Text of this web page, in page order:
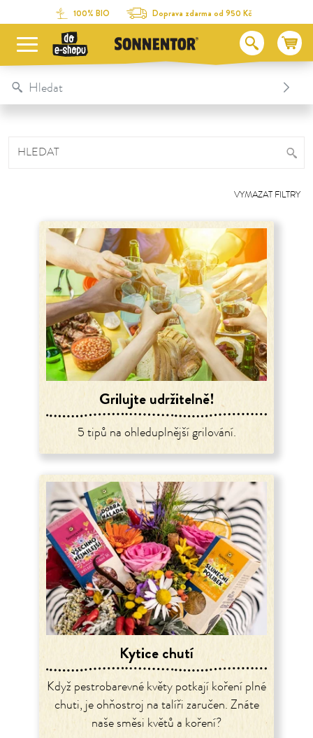
Na obsah stránky
Na seznam obsahu
100% BIO Doprava zdarma od 950 Kč
Table Of Content
HLEDAT
VYMAZAT FILTRY
Grilujte udržitelně!
5 tipů na ohleduplnější grilování.
Kytice chutí
Když pestrobarevné květy potkají koření plné
chuti, je ohňostroj na talíři zaručen. Znáte
naše směsi květů a koření?